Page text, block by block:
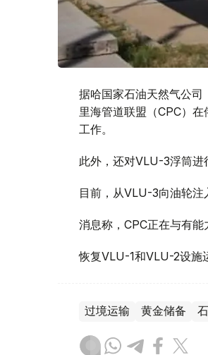
据哈国家石油天然气公
里海管道联盟（CPC）
工作。
此外，还对VLU-3浮筒进
目前，从VLU-3向油轮注
消息称，CPC正在与有能
恢复VLU-1和VLU-2设施
过境运输 黄金储备